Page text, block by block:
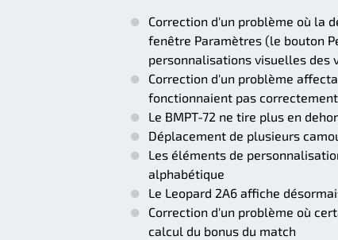
Correction d'un problème où la
fenêtre Paramètres (le bouton
personnalisations visuelles des
Correction d'un problème
fonctionnaient pas
Le BMPT-72 ne tire plus en
Déplacement de plusieurs
Les éléments de
alphabétique
Le Leopard 2A6 affiche
Correction d'un problème où
calcul du bonus du match